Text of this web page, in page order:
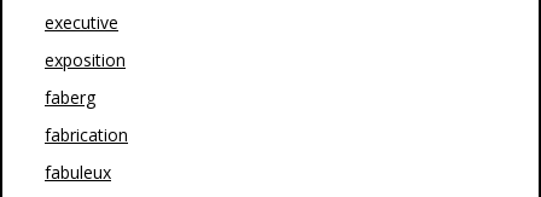
executive
exposition
faberg
fabrication
fabuleux